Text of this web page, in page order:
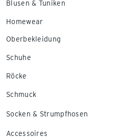
Blusen & Tuniken
Homewear
Oberbekleidung
Schuhe
Röcke
Schmuck
Socken & Strumpfhosen
Accessoires